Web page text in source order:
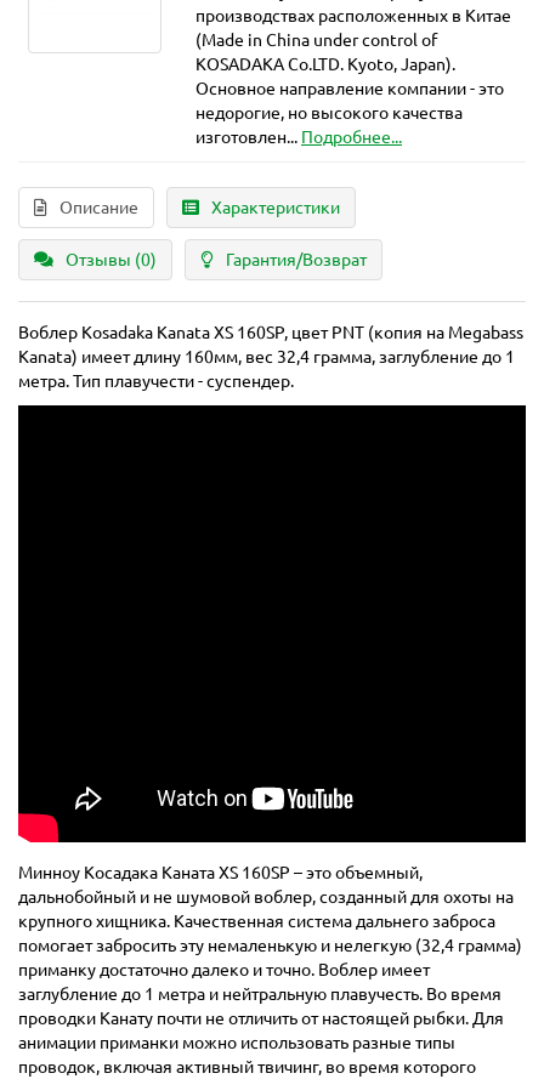
производствах расположенных в Китае
(Made in China under control of
KOSADAKA Co.LTD. Kyoto, Japan).
Основное направление компании - это
недорогие, но высокого качества
изготовлен... Подробнее...
Описание Характеристики
Отзывы (0) Гарантия/Возврат
Воблер Kosadaka Kanata XS 160SP, цвет PNT (копия на Megabass
Kanata) имеет длину 160мм, вес 32,4 грамма, заглубление до 1
метра. Тип плавучести - суспендер.
Минноу Косадака Каната XS 160SP – это объемный,
дальнобойный и не шумовой воблер, созданный для охоты на
крупного хищника. Качественная система дальнего заброса
помогает забросить эту немаленькую и нелегкую (32,4 грамма)
приманку достаточно далеко и точно. Воблер имеет
заглубление до 1 метра и нейтральную плавучесть. Во время
проводки Канату почти не отличить от настоящей рыбки. Для
анимации приманки можно использовать разные типы
проводок, включая активный твичинг, во время которого